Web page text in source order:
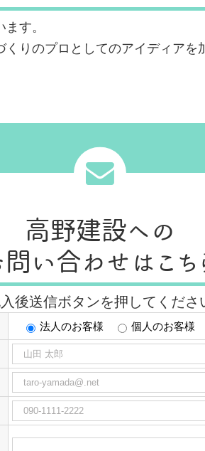
す。
りのプロとしてのアイディアを
高野建設への
問い合わせはこち
後送信ボタンを押してくださ
法人のお客様 個人のお客様